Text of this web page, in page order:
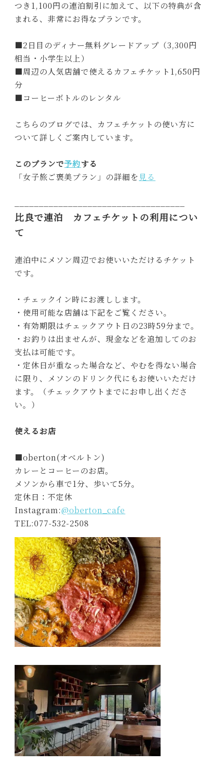
つき1,100円の連泊割引に加えて、以下の特典が含
まれる、非常にお得なプランです。
■2日目のディナー無料グレードアップ（3,300円
相当・小学生以上）
■周辺の人気店舗で使えるカフェチケット1,650円
分
■コーヒーボトルのレンタル
こちらのブログでは、カフェチケットの使い方に
ついて詳しくご案内しています。
このプランで予約する
「女子旅ご褒美プラン」の詳細を 見る
比良で連泊 カフェチケットの利用につい
て
連泊中にメソン周辺でお使いいただけるチケット
です。
・チェックイン時にお渡しします。
・使用可能な店舗は下記をご覧ください。
・有効期限はチェックアウト日の23時59分まで。
・お釣りは出ませんが、現金などを追加してのお
支払は可能です。
・定休日が重なった場合など、やむを得ない場合
に限り、メソンのドリンク代にもお使いいただけ
ます。（チェックアウトまでにお申し出くださ
い。）
使えるお店
■oberton(オベルトン)
カレーとコーヒーのお店。
メソンから車で1分、歩いて5分。
定休日：不定休
Instagram:@oberton_cafe
TEL:077-532-2508